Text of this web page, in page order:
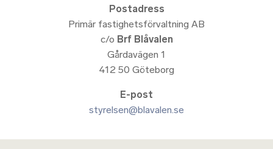
Postadress
Primär fastighetsförvaltning AB
c/o Brf Blåvalen
Gårdavägen 1
412 50 Göteborg
E-post
styrelsen@blavalen.se